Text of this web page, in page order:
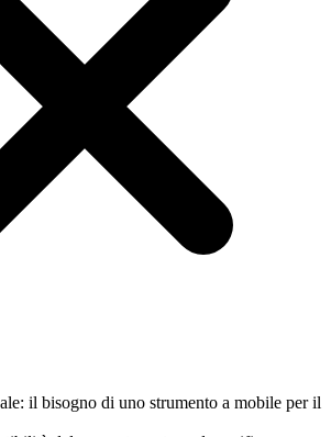
il bisogno di uno strumento a mobile per il